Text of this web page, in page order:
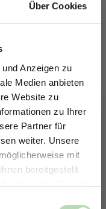
Über Cookies
Anzeigen zu
Medien anbieten
Website zu
zu Ihrer
Partner für
weiter. Unsere
mit
bereitgestellt
der Dienste
AUF